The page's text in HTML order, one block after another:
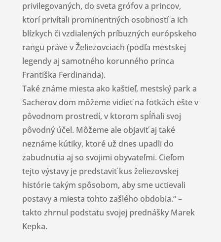
privilegovaných, do sveta grófov a princov,
ktorí privítali prominentných osobností a ich
blízkych či vzdialených príbuzných európskeho
rangu práve v Želiezovciach (podľa mestskej
legendy aj samotného korunného princa
Františka Ferdinanda).
Také známe miesta ako kaštieľ, mestský park a
Sacherov dom môžeme vidieť na fotkách ešte v
pôvodnom prostredí, v ktorom spĺňali svoj
pôvodný účel. Môžeme ale objaviť aj také
neznáme kútiky, ktoré už dnes upadli do
zabudnutia aj so svojimi obyvateľmi. Cieľom
tejto výstavy je predstaviť kus želiezovskej
histórie takým spôsobom, aby sme uctievali
postavy a miesta tohto zašlého obdobia.“ –
takto zhrnul podstatu svojej prednášky Marek
Kepka.